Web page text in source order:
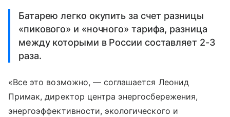
Батарею легко окупить за счет разницы
«пикового» и «ночного» тарифа, разница
между которыми в России составляет 2-3
раза.
«Все это возможно, — соглашается Леонид
Примак, директор центра энергосбережения,
энергоэффективности, экологического и